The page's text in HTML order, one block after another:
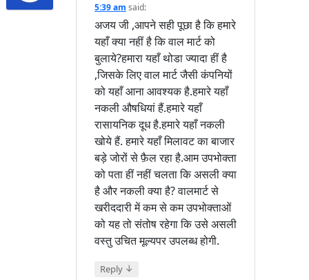
5:39 am said:
अजय जी ,आपने सही पूछा है कि हमारे
यहाँ क्या नहीं है कि वाल मार्ट को
बुलाये?हमारा यहाँ थोडा ज्यादा हीं है
,जिसके लिए वाल मार्ट जैसी कंपनियों
को यहाँ आना आवश्यक है.हमारे यहाँ
नकली औषधियां हैं.हमारे यहाँ
रासायनिक दूध है.हमारे यहाँ नकली
खोये हैं. हमारे यहाँ मिलावट का बाजार
बड़े जोरों से फ़ैल रहा है.आम उपभोक्ता
को पता हीं नहीं चलता कि असली क्या
है और नकली क्या है? वालमार्ट से
खरीददारी में कम से कम उपभोक्ताओं
को यह तो संतोष रहेगा कि उसे असली
वस्तु उचित मूल्यपर उपलब्ध होगी.
Reply ↓